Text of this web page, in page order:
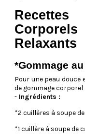
Relaxants
*Gommage
Pour une peau douce
de gommage corporel
- Ingrédients :
*2 cuillères à soupe
*1 cuillère à soupe de